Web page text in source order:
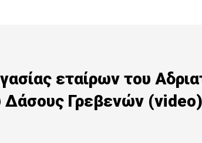
εταίρων του
Δάσους Γρεβενών (video)